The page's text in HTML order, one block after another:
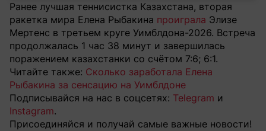
Ранее лучшая теннисистка Казахстана, вторая
ракетка мира Елена Рыбакина проиграла Элизе
Мертенс в третьем круге Уимблдона-2026. Встреча
продолжалась 1 час 38 минут и завершилась
поражением казахстанки со счётом 7:6; 6:1.
Читайте также: Сколько заработала Елена
Рыбакина за сенсацию на Уимблдоне
Подписывайся на нас в соцсетях: Telegram и
Instagram.
Присоединяйся и получай самые важные новости!